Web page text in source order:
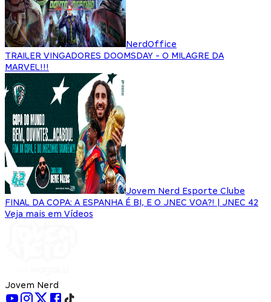
NerdOffice
TRAILER VINGADORES DOOMSDAY - O MILAGRE DA
MARVEL!!!
Jovem Nerd Esporte Clube
FINAL DA COPA: A ESPANHA É BI, E O JNEC VOA?! | JNEC 42
Veja mais em Vídeos
Jovem Nerd